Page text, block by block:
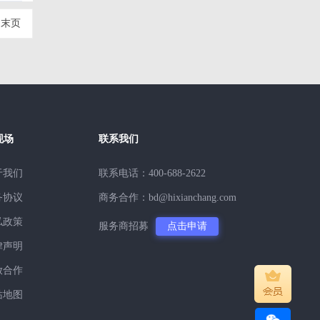
末页
场
我们
协议
政策
声明
合作
地图
联系我们
联系电话：400-688-2622
商务合作：bd@hixianchang.com
服务商招募 点击申请